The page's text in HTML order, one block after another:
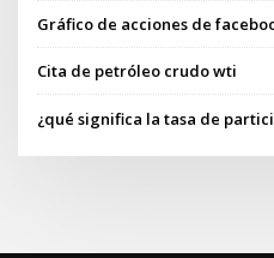
Gráfico de acciones de
Cita de petróleo crudo wti
¿qué significa la tasa de